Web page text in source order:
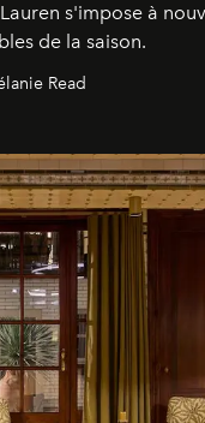
s'impose à
de la saison.
Read